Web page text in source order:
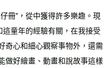
”，從中獲得許多樂趣。現
這童年的經驗有關，在我接受
奇心和細心觀察事物外，還需
做好繪畫、動畫和說故事這樣